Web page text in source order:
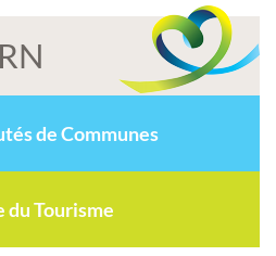
de Communes
du Tourisme